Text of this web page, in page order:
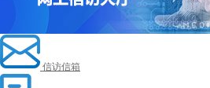
信访信箱